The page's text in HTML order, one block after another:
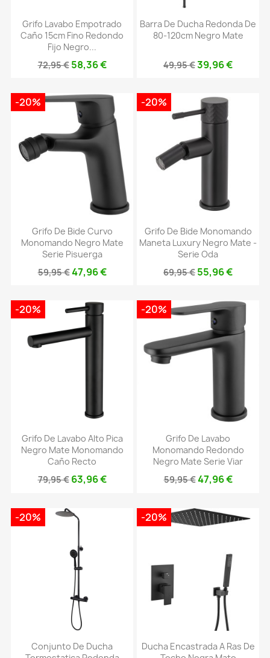
Grifo Lavabo Empotrado
Caño 15cm Fino Redondo
Fijo Negro...
72,95 € 58,36 €
Barra De Ducha Redonda De
80-120cm Negro Mate
49,95 €39,96 €
Grifo De Bide Curvo
Monomando Negro Mate
Serie Pisuerga
59,95 €47,96 €
-20%
Grifo De Bide Monomando
Maneta Luxury Negro Mate -
Serie Oda
69,95 € 55,96 €
-20%
Grifo De Lavabo Alto Pica
Negro Mate Monomando
Caño Recto
79,95 € 63,96 €
-20%
Grifo De Lavabo
Monomando Redondo
Negro Mate Serie Viar
59,95 €47,96 €
-20%
Conjunto De Ducha
-20%
Ducha Encastrada A Ras De
-20%